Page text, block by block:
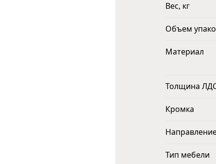
Вес, кг
Объем
Материал
Толщина
Кромка
Тип мебели